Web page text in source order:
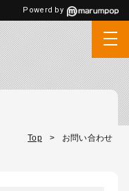
Powerd by
Top > お問い合わせ